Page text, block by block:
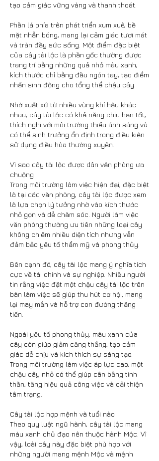
tạo cảm giác vững vàng và thanh thoát.
Phần lá phía trên phát triển xum xuê, bề
mặt nhẵn bóng, mang lại cảm giác tươi mát
và tràn đầy sức sống. Một điểm đặc biệt
của cây tài lộc là phần gốc thường được
trang trí bằng những quả nhỏ màu xanh,
kích thước chỉ bằng đầu ngón tay, tạo điểm
nhấn sinh động cho tổng thể chậu cây.
Nhờ xuất xứ từ nhiều vùng khí hậu khác
nhau, cây tài lộc có khả năng chịu hạn tốt,
thích nghi với môi trường thiếu ánh sáng và
có thể sinh trưởng ổn định trong điều kiện
sử dụng điều hòa thường xuyên.
Vì sao cây tài lộc được dân văn phòng ưa
chuộng
Trong môi trường làm việc hiện đại, đặc biệt
là tại các văn phòng, cây tài lộc được xem
là lựa chọn lý tưởng nhờ vào kích thước
nhỏ gọn và dễ chăm sóc. Người làm việc
văn phòng thường ưu tiên những loại cây
không chiếm nhiều diện tích nhưng vẫn
đảm bảo yếu tố thẩm mỹ và phong thủy.
Bên cạnh đó, cây tài lộc mang ý nghĩa tích
cực về tài chính và sự nghiệp. Nhiều người
tin rằng việc đặt một chậu cây tài lộc trên
bàn làm việc sẽ giúp thu hút cơ hội, mang
lại may mắn và hỗ trợ con đường thăng
tiến.
Ngoài yếu tố phong thủy, màu xanh của
cây còn giúp giảm căng thẳng, tạo cảm
giác dễ chịu và kích thích sự sáng tạo.
Trong môi trường làm việc áp lực cao, một
chậu cây nhỏ có thể giúp cân bằng tinh
thần, tăng hiệu quả công việc và cải thiện
tâm trạng.
Cây tài lộc hợp mệnh và tuổi nào
Theo quy luật ngũ hành, cây tài lộc mang
màu xanh chủ đạo nên thuộc hành Mộc. Vì
vậy, loài cây này đặc biệt phù hợp với
những người mang mệnh Mộc và mệnh